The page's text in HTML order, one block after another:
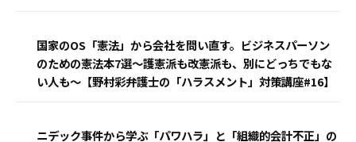
国家のOS「憲法」から会社を問い直す。ビジネスパーソン
のための憲法本7選〜護憲派も改憲派も、別にどっちでもな
い人も〜【野村彩弁護士の「ハラスメント」対策講座#16】
ニデック事件から学ぶ「パワハラ」と「組織的会計不正」の